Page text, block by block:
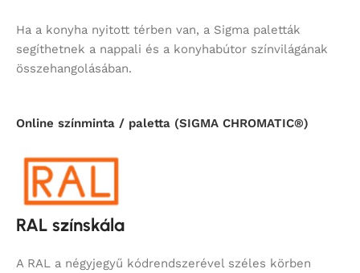
Ha a konyha nyitott térben van, a Sigma paletták
segíthetnek a nappali és a konyhabútor színvilágának
összehangolásában.
Online színminta / paletta (SIGMA CHROMATIC®)
RAL színskála
A RAL a négyjegyű kódrendszerével széles körben